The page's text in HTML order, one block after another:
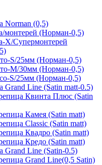
Norman (0,5)
монтерей (Норман-0,5)
Х/Супермонтерей
S/25мм (Норман-0,5)
M/30мм (Норман-0,5)
S/25мм (Норман-0,5)
Grand Line (Satin matt-0.5)
Квинта Плюс (Satin
Камея (Satin matt)
Classic (Satin matt)
Квадро (Satin matt)
Кредо (Satin matt)
Grand Line (Satin-0.5)
Grand Line(0,5 Satin)